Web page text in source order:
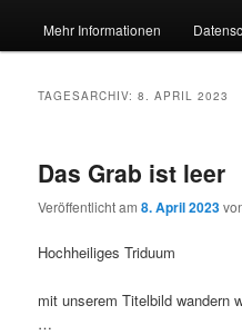
Mehr Informationen
TAGESARCHIV:8. APRIL 2023
Das Grab ist leer
Veröffentlicht am8. April 2023
Hochheiliges Triduum
mit unserem Titelbild wandern
…